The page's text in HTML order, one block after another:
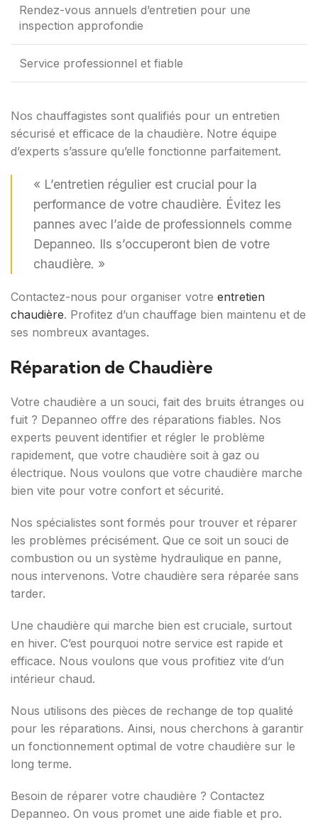
Rendez-vous annuels d’entretien pour une
inspection approfondie
Service professionnel et fiable
Nos chauffagistes sont qualifiés pour un entretien
sécurisé et efficace de la chaudière. Notre équipe
d’experts s’assure qu’elle fonctionne parfaitement.
« L’entretien régulier est crucial pour la
performance de votre chaudière. Évitez les
pannes avec l’aide de professionnels comme
Depanneo. Ils s’occuperont bien de votre
chaudière. »
Contactez-nous pour organiser votre entretien
chaudière. Profitez d’un chauffage bien maintenu et de
ses nombreux avantages.
Réparation de Chaudière
Votre chaudière a un souci, fait des bruits étranges ou
fuit ? Depanneo offre des réparations fiables. Nos
experts peuvent identifier et régler le problème
rapidement, que votre chaudière soit à gaz ou
électrique. Nous voulons que votre chaudière marche
bien vite pour votre confort et sécurité.
Nos spécialistes sont formés pour trouver et réparer
les problèmes précisément. Que ce soit un souci de
combustion ou un système hydraulique en panne,
nous intervenons. Votre chaudière sera réparée sans
tarder.
Une chaudière qui marche bien est cruciale, surtout
en hiver. C’est pourquoi notre service est rapide et
efficace. Nous voulons que vous profitiez vite d’un
intérieur chaud.
Nous utilisons des pièces de rechange de top qualité
pour les réparations. Ainsi, nous cherchons à garantir
un fonctionnement optimal de votre chaudière sur le
long terme.
Besoin de réparer votre chaudière ? Contactez
Depanneo. On vous promet une aide fiable et pro.